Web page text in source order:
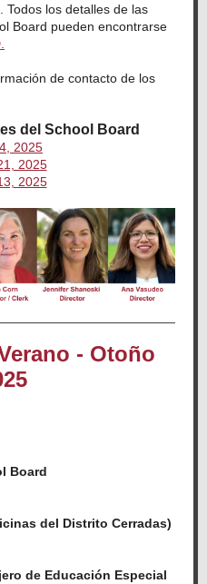
Todos los detalles de las
Board pueden encontrarse
de contacto de los
del School Board
2025
2025
2025
- Otoño
Board
del Distrito Cerradas)
de Educación Especial